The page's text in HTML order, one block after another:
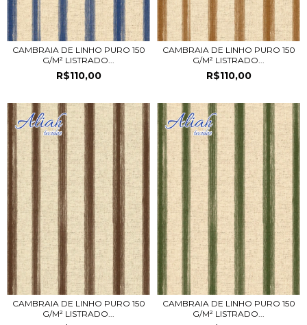
CAMBRAIA DE LINHO PURO 150
G/M² LISTRADO...
R$110,00
CAMBRAIA DE LINHO PURO 150
G/M² LISTRADO...
R$110,00
CAMBRAIA DE LINHO PURO 150
G/M² LISTRADO...
CAMBRAIA DE LINHO PURO 150
G/M² LISTRADO...